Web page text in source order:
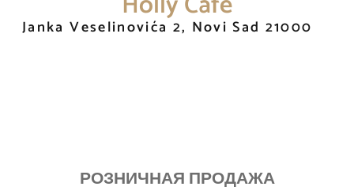
Janka Veselinovića 2, Novi Sad 21000
РОЗНИЧНАЯ ПРОДАЖА